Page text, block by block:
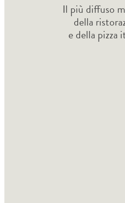
Il più diffuso
della
e della pizza